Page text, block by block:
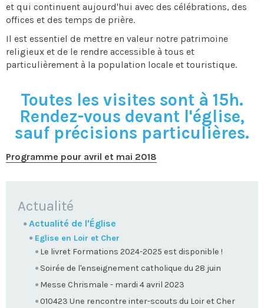
et qui continuent aujourd'hui avec des célébrations, des
offices et des temps de prière.
Il est essentiel de mettre en valeur notre patrimoine
religieux et de le rendre accessible à tous et
particulièrement à la population locale et touristique.
Toutes les visites sont à 15h.
Rendez-vous devant l'église,
sauf précisions particulières.
Programme pour avril et mai 2018
NAVIGATION
Actualité
Actualité de l'Église
Eglise en Loir et Cher
Le livret Formations 2024-2025 est disponible !
Soirée de l'enseignement catholique du 28 juin
Messe Chrismale - mardi 4 avril 2023
010423 Une rencontre inter-scouts du Loir et Cher